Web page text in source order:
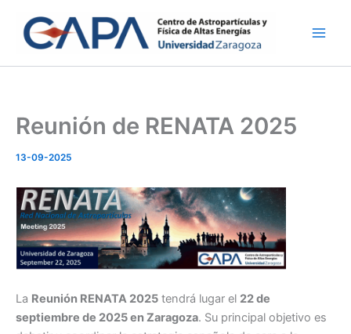
contenido
Reunión de RENATA 2025
13-09-2025
La Reunión RENATA 2025 tendrá lugar el 22 de
septiembre de 2025 en Zaragoza. Su principal objetivo es